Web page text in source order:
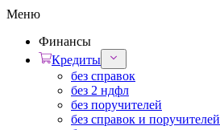
Меню
Финансы
Кредиты
без справок
без 2 ндфл
без поручителей
без справок и поручителей